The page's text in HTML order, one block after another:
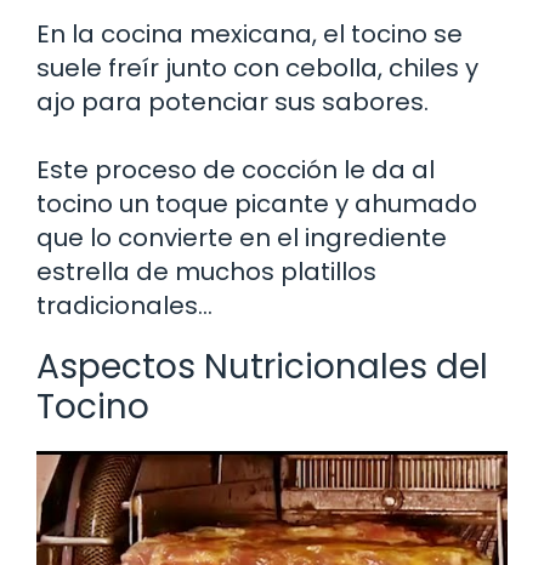
En la cocina mexicana, el tocino se
suele freír junto con cebolla, chiles y
ajo para potenciar sus sabores.
Este proceso de cocción le da al
tocino un toque picante y ahumado
que lo convierte en el ingrediente
estrella de muchos platillos
tradicionales…
Aspectos Nutricionales del
Tocino